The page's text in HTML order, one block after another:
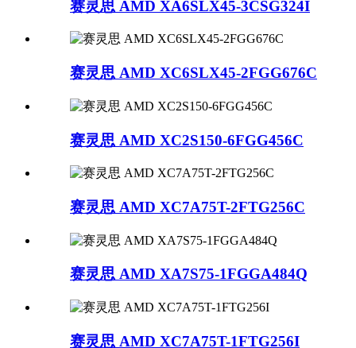
赛灵思 AMD XA6SLX45-3CSG324I
赛灵思 AMD XC6SLX45-2FGG676C
赛灵思 AMD XC2S150-6FGG456C
赛灵思 AMD XC7A75T-2FTG256C
赛灵思 AMD XA7S75-1FGGA484Q
赛灵思 AMD XC7A75T-1FTG256I